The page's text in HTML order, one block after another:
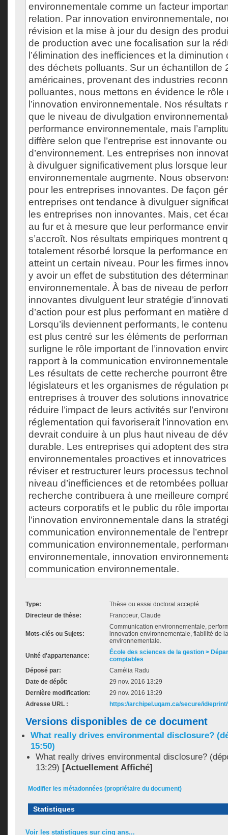
environnementale comme un facteur
relation. Par innovation environnementale,
révision et la mise à jour du design des
de production avec une focalisation sur la
l’élimination des inefficiences et la
des déchets polluants. Sur un échantillon de
américaines, provenant des industries
polluantes, nous mettons en évidence le rôle
l’innovation environnementale. Nos résultats
que le niveau de divulgation
performance environnementale, mais
diffère selon que l’entreprise est innovante
d’environnement. Les entreprises non
à divulguer significativement plus lorsque
environnementale augmente. Nous
pour les entreprises innovantes. De façon
entreprises ont tendance à divulguer
les entreprises non innovantes. Mais, cet
au fur et à mesure que leur performance
s’accroît. Nos résultats empiriques montrent
totalement résorbé lorsque la performance
atteint un certain niveau. Pour les firmes
y avoir un effet de substitution des
environnementale. À bas de niveau de
innovantes divulguent leur stratégie
d’action pour est plus performant en matière
Lorsqu’ils deviennent performants, le
est plus centré sur les éléments de
surligne le rôle important de l’innovation
rapport à la communication
Les résultats de cette recherche pourront
législateurs et les organismes de régulation
entreprises à trouver des solutions
réduire l’impact de leurs activités sur
réglementation qui favoriserait l’innovation
devrait conduire à un plus haut niveau de
durable. Les entreprises qui adoptent des
environnementales proactives et
réviser et restructurer leurs processus
niveau d’inefficiences et de retombées
recherche contribuera à une meilleure
acteurs corporatifs et le public du rôle
l’innovation environnementale dans la
communication environnementale de
communication environnementale,
environnementale, innovation
communication environnementale.
Type:
Thèse ou essai doctoral accepté
Directeur de thèse:
Francoeur, Claude
Mots-clés ou Sujets:
Communication environnementale,
innovation environnementale, fiabilité de
environnementale.
Unité d'appartenance:
École des sciences de la gestion >
comptables
Déposé par:
Camélia Radu
Date de dépôt:
29 nov. 2016 13:29
Dernière modification:
29 nov. 2016 13:29
Adresse URL :
https://archipel.uqam.ca/secure/id/
Versions disponibles de ce document
What really drives environmental disclosure?
15:50)
What really drives environmental disclosure?
13:29) [Actuellement Affiché]
Modifier les métadonnées (propriétaire du document)
Statistiques
Voir les statistiques sur cinq ans...